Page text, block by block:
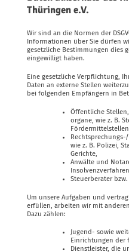
Thüringen e.V.
Wir sind an die Normen der
Informationen über Sie dürfen
gesetzliche Bestimmungen dies
eingewilligt haben.
Eine gesetzliche Verpflichtung,
Daten an externe Stellen
bei folgenden Empfängern in
Öffentliche
organe, wie z. B.
wie z. B. Polizei,
Gerichte,
Anwälte und
Steuerberater
Um unsere Aufgaben und
erfüllen, arbeiten wir mit
Dazu zählen:
Jugend- sowie
Einrichtungen der
Dienstleister, die